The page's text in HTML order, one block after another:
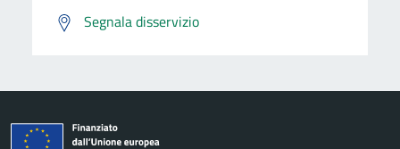
Segnala disservizio